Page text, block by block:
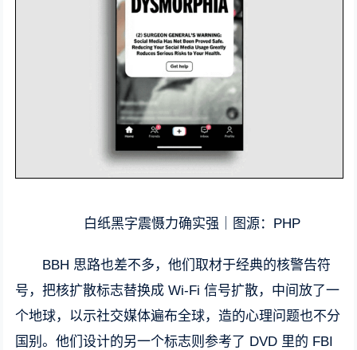
白纸黑字震慑力确实强｜图源：PHP
BBH 思路也差不多，他们取材于经典的核警告符
号，把核扩散标志替换成 Wi-Fi 信号扩散，中间放了一
个地球，以示社交媒体遍布全球，造的心理问题也不分
国别。他们设计的另一个标志则参考了 DVD 里的 FBI